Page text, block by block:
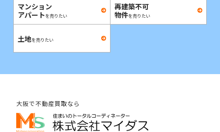
マンション
アパートを売りたい
再建築不可
物件を売りたい
土地を売りたい
大阪で不動産買取なら